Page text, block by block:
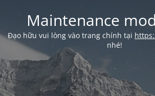
Maintenance
Đạo hữu vui lòng vào trang chính tại
nhé!